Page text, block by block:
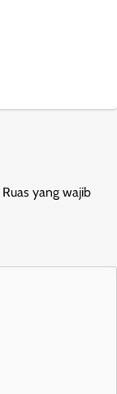
Ruas yang wajib